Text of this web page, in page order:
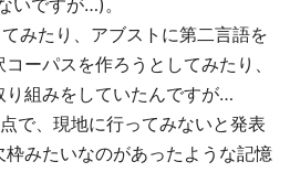
いですが…)。
みたり、アブストに第二言語を
ーパスを作ろうとしてみたり、
り組みをしていたんですが…
で、現地に行ってみないと発表
みたいなのがあったような記憶